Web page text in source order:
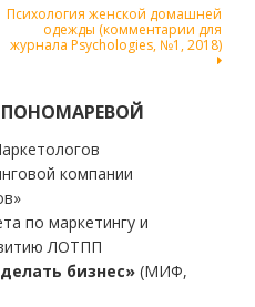
Психология женской домашней
одежды (комментарии для
журнала Psychologies, №1, 2018)
компании
по маркетингу и
ЛОТПП
бизнес» (МИФ,